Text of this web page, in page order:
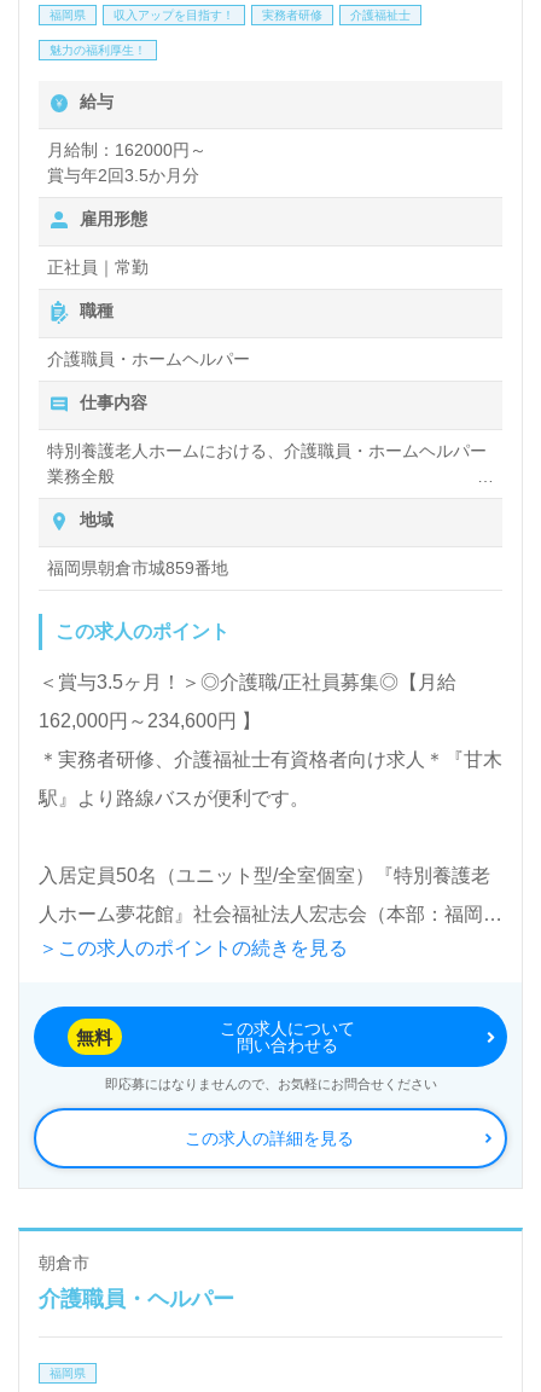
ます。お問い合わせも遠慮なくお願いします。
全国の求人ご紹介！医療/福祉業界の正社員/パート求
人探しは【ウィルオブ介護】＊求人情報収集、将来的
に検討の方も遠慮なく＊
LINE、メール、お電話などご希望に応じてお問い合
わせ/ご相談可能です。転職相談、求人紹介、年収交
渉など完全無料サービスをご利用いただけます。＜非
公開求人も取扱いあり！＞"転職支援"のプロと一緒に
転職活動！お問い合わせお待ちしております。
福岡県 収入アップを目指す！ 実務者研修 介護福祉士
魅力の福利厚生！
給与
月給制：162000円～
賞与年2回3.5か月分
雇用形態
正社員｜常勤
職種
介護職員・ホームヘルパー
仕事内容
特別養護老人ホームにおける、介護職員・ホームヘルパー
業務全般
入浴や排せつ、食事などの身体的サポートや、買い物や掃
除、洗濯など日常生活のサポートなど
地域
福岡県朝倉市城859番地
この求人のポイント
＜賞与3.5ヶ月！＞◎介護職/正社員募集◎【月給
162,000円～234,600円 】
＊実務者研修、介護福祉士有資格者向け求人＊『甘木
駅』より路線バスが便利です。
入居定員50名（ユニット型/全室個室）『特別養護老
人ホーム夢花館』社会福祉法人宏志会（本部：福岡県
朝倉市）様の運営です。福岡県を中心に特別養護老人
ステイ、グループホーム、小規模多機能、居宅介護支
援事業を展開されています。
◎モットーは『精神誠意』『よく考え、あきらめない
介護サービス』の提供を目指して◎
看護助手や介護職経験のある方をお迎えします。幅広
い年代層の職員様が活躍中の職場です。特別養護老人
ホームでの勤務経験は問いません。『ご利用者様のお
役に立ちたい』『介護知識、技術力を高めたい』『転
職で働く環境を変えて働きたい』『やりがい、収入面
＞この求人のポイントの続きを見る
この求人の詳細を見る
無料
この求人について
問い合わせる
即応募にはなりませんので、お気軽にお問合せください
朝倉市
介護職員・ヘルパー
福岡県